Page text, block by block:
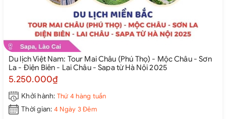
Du lịch Việt Nam: Tour Mai Châu (Phú Thọ) - Mộc Châu - Sơn
La - Điện Biên - Lai Châu - Sapa từ Hà Nội 2025
5.250.000₫
Khởi hành: Thứ 4 hàng tuần
Thời gian: 4 Ngày 3 Đêm